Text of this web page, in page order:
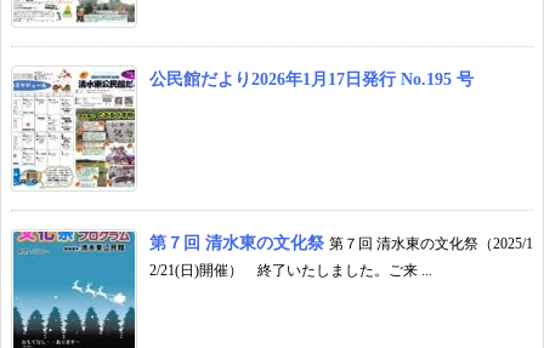
公民館だより2026年1月17日発行 No.195 号
第７回 清水東の文化祭 第７回 清水東の文化祭（2025/1
2/21(日)開催） 終了いたしました。ご来 ...